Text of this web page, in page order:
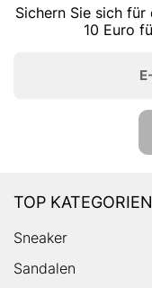
Sichern Sie sich
10 Euro
TOP KATEGORIEN
Sneaker
Sandalen